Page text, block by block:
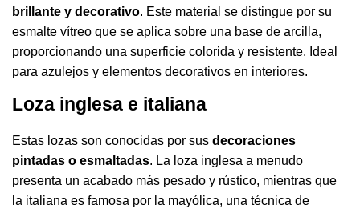
brillante y decorativo. Este material se distingue por su
esmalte vítreo que se aplica sobre una base de arcilla,
proporcionando una superficie colorida y resistente. Ideal
para azulejos y elementos decorativos en interiores.
Loza inglesa e italiana
Estas lozas son conocidas por sus decoraciones
pintadas o esmaltadas. La loza inglesa a menudo
presenta un acabado más pesado y rústico, mientras que
la italiana es famosa por la mayólica, una técnica de